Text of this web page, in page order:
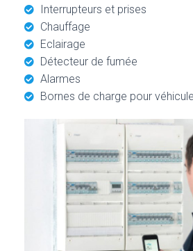
Interrupteurs et prises
Chauffage
Eclairage
Détecteur de fumée
Alarmes
Bornes de charge pour